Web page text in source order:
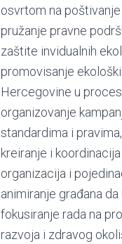
osvrtom na
pružanje pravne
zaštite invidualnih
promovisanje
Hercegovine u
organizovanje
standardima i pravima,
kreiranje i
organizacija i
animiranje građana
fokusiranje rada na
razvoja i zdravog